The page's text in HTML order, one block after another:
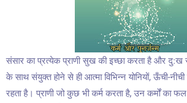
संसार का प्रत्येक प्राणी सुख की इच्छा करता है और दु:ख
के साथ संयुक्त होने से ही आत्मा विभिन्न योनियों, ऊँची-
रहता है। प्राणी जो कुछ भी कर्म करता है, उन कर्मों का